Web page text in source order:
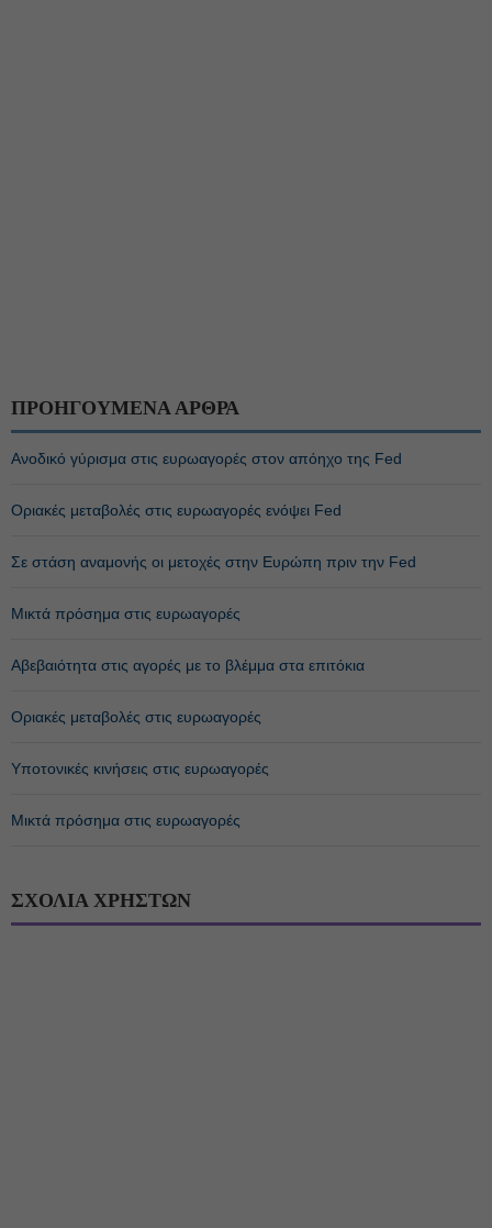
ΠΡΟΗΓΟΥΜΕΝΑ ΑΡΘΡΑ
Ανοδικό γύρισμα στις ευρωαγορές στον απόηχο της Fed
Οριακές μεταβολές στις ευρωαγορές ενόψει Fed
Σε στάση αναμονής οι μετοχές στην Ευρώπη πριν την Fed
Μικτά πρόσημα στις ευρωαγορές
Αβεβαιότητα στις αγορές με το βλέμμα στα επιτόκια
Οριακές μεταβολές στις ευρωαγορές
Υποτονικές κινήσεις στις ευρωαγορές
Μικτά πρόσημα στις ευρωαγορές
ΣΧΟΛΙΑ ΧΡΗΣΤΩΝ